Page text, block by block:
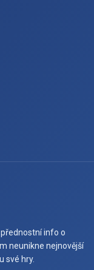
info o
neunikne nejnovější
své hry.